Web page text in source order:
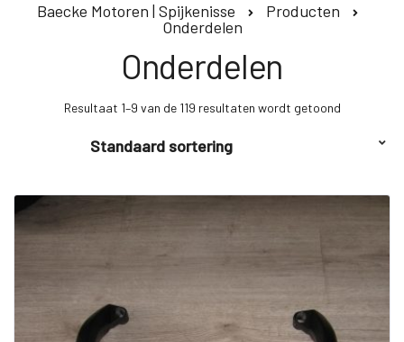
Baecke Motoren | Spijkenisse
Producten
Onderdelen
Onderdelen
Resultaat 1–9 van de 119 resultaten wordt getoond